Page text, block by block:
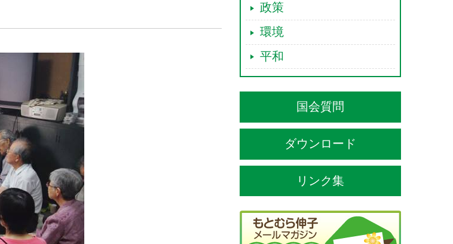
政策
環境
平和
国会質問
ダウンロード
リンク集